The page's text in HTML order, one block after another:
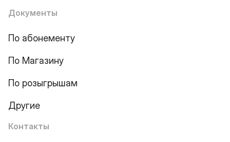
Документы
По абонементу
По Магазину
По розыгрышам
Другие
Контакты